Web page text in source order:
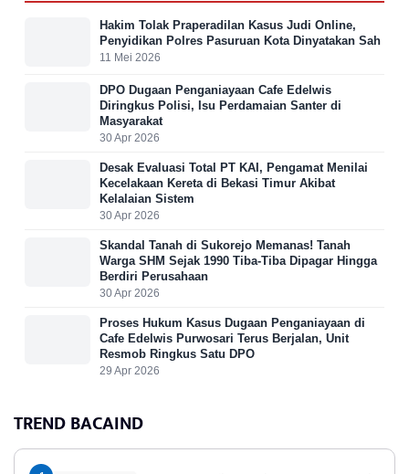
Hakim Tolak Praperadilan Kasus Judi Online,
Penyidikan Polres Pasuruan Kota Dinyatakan Sah
11 Mei 2026
DPO Dugaan Penganiayaan Cafe Edelwis
Diringkus Polisi, Isu Perdamaian Santer di
Masyarakat
30 Apr 2026
Desak Evaluasi Total PT KAI, Pengamat Menilai
Kecelakaan Kereta di Bekasi Timur Akibat
Kelalaian Sistem
30 Apr 2026
Skandal Tanah di Sukorejo Memanas! Tanah
Warga SHM Sejak 1990 Tiba-Tiba Dipagar Hingga
Berdiri Perusahaan
30 Apr 2026
Proses Hukum Kasus Dugaan Penganiayaan di
Cafe Edelwis Purwosari Terus Berjalan, Unit
Resmob Ringkus Satu DPO
29 Apr 2026
TREND BACAIND